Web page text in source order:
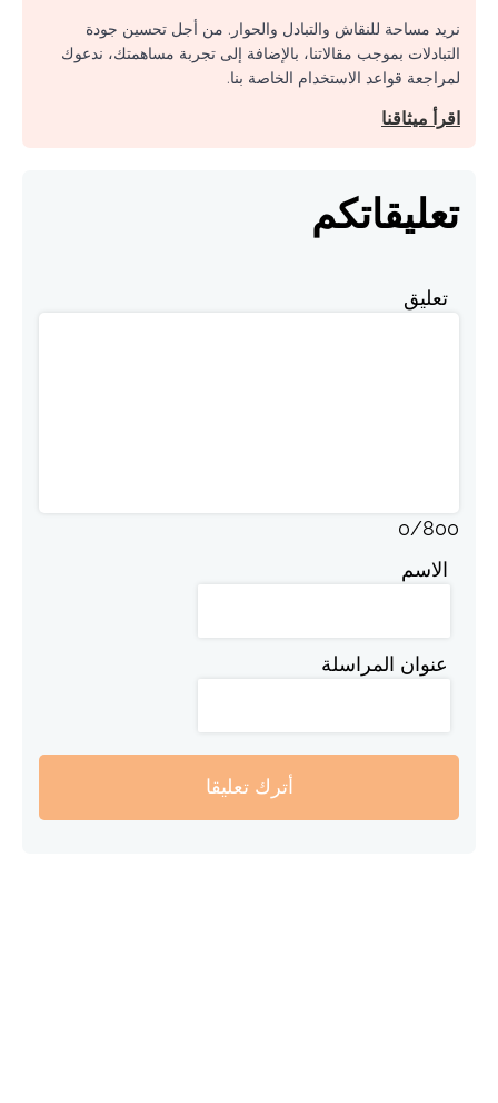
نريد مساحة للنقاش والتبادل والحوار. من أجل تحسين جودة
التبادلات بموجب مقالاتنا، بالإضافة إلى تجربة مساهمتك، ندعوك
لمراجعة قواعد الاستخدام الخاصة بنا.
اقرأ ميثاقنا
تعليقاتكم
تعليق
0/800
الاسم
عنوان المراسلة
أترك تعليقا